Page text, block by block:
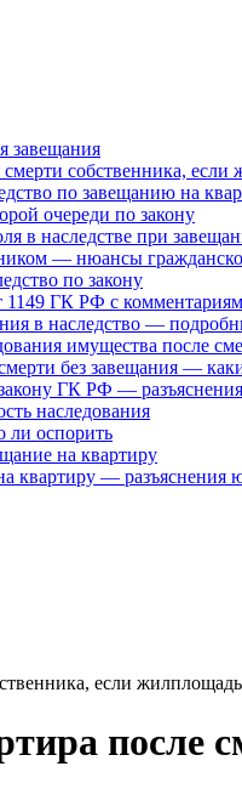
завещания
собственника,
по завещанию на
очереди по закону
в наследстве при
— нюансы
по закону
1149 ГК РФ с
в наследство —
имущества после
без завещания —
ГК РФ —
наследования
ли оспорить
на квартиру
квартиру — разъяснения
если
после